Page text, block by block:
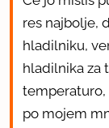
res najbolje,
hladilniku,
hladilnika za
temperaturo,
po mojem